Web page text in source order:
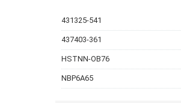
431325-541
437403-361
HSTNN-OB76
NBP6A65